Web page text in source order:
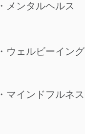
​・メンタルヘルス
​・ウェルビーイング
​・マインドフルネス